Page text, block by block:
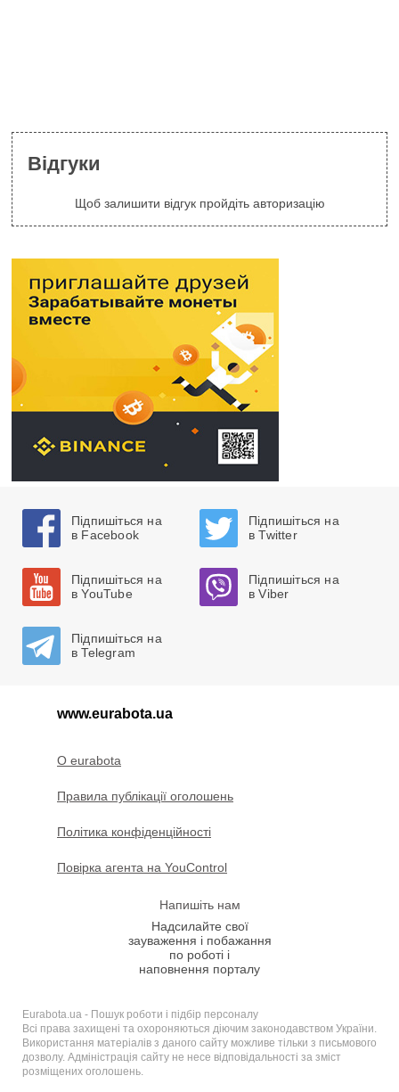
Відгуки
Щоб залишити відгук пройдіть авторизацію
Підпишіться на
в Facebook
Підпишіться на
в Twitter
Підпишіться на
в YouTube
Підпишіться на
в Viber
Підпишіться на
в Telegram
www.eurabota.ua
O eurabota
Правила публікації оголошень
Політика конфіденційності
Повірка агента на YouControl
Напишіть нам
Надсилайте свої
зауваження і побажання
по роботі і
наповнення порталу
Eurabota.ua - Пошук роботи і підбір персоналу
Всі права захищені та охороняються діючим законодавством України.
Використання матеріалів з даного сайту можливе тільки з письмового
дозволу. Адміністрація сайту не несе відповідальності за зміст
розміщених оголошень.